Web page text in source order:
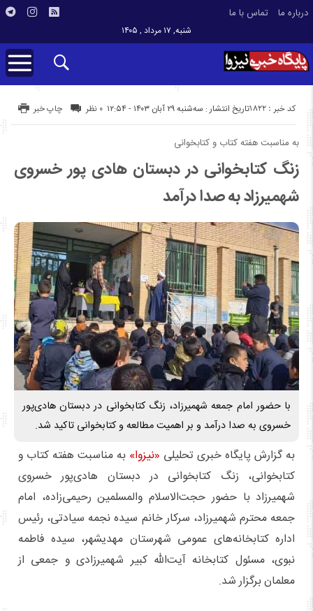
درباره ما تماس با ما
شنبه, ۱۷ مرداد , ۱۴۰۵
تاریخ انتشار : سه‌شنبه ۲۹ آبان ۱۴۰۳ - ۱۲:۵۴ کد خبر : 1822 چاپ خبر ۰ نظر
به مناسبت هفته کتاب و کتابخوانی
زنگ کتابخوانی در دبستان هادی پور خسروی
شهمیرزاد به صدا درآمد
با حضور امام جمعه شهمیرزاد، زنگ کتابخوانی در دبستان هادی‌پور
خسروی به صدا درآمد و بر اهمیت مطالعه و کتابخوانی تاکید شد.
به گزارش پایگاه خبری تحلیلی «نیزوا» به مناسبت هفته کتاب و
کتابخوانی، زنگ کتابخوانی در دبستان هادی‌پور خسروی
شهمیرزاد با حضور حجت‌الاسلام والمسلمین رحیمی‌زاده، امام
جمعه محترم شهمیرزاد، سرکار خانم سیده نجمه سیادتی، رئیس
اداره کتابخانه‌های عمومی شهرستان مهدیشهر، سیده فاطمه
نبوی، مسئول کتابخانه آیت‌الله کبیر شهمیرزادی و جمعی از
معلمان برگزار شد.